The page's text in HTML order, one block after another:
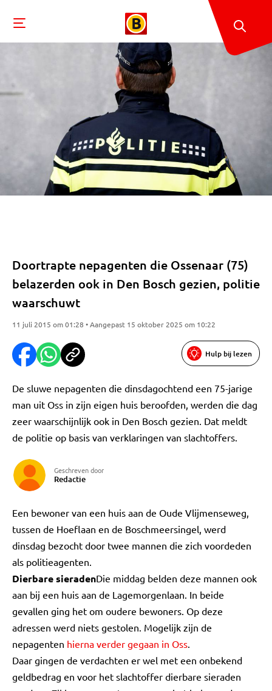
Doortrapte nepagenten die Ossenaar (75)
belazerden ook in Den Bosch gezien, politie
waarschuwt
11 juli 2015 om 01:28 • Aangepast 15 oktober 2025 om 10:22
Hulp bij lezen
De sluwe nepagenten die dinsdagochtend een 75-jarige
man uit Oss in zijn eigen huis beroofden, werden die dag
zeer waarschijnlijk ook in Den Bosch gezien. Dat meldt
de politie op basis van verklaringen van slachtoffers.
Geschreven door
Redactie
Een bewoner van een huis aan de Oude Vlijmenseweg,
tussen de Hoeflaan en de Boschmeersingel, werd
dinsdag bezocht door twee mannen die zich voordeden
als politieagenten.
Dierbare sieradenDie middag belden deze mannen ook
aan bij een huis aan de Lagemorgenlaan. In beide
gevallen ging het om oudere bewoners. Op deze
adressen werd niets gestolen. Mogelijk zijn de
nepagenten hierna verder gegaan in Oss.
Daar gingen de verdachten er wel met een onbekend
geldbedrag en voor het slachtoffer dierbare sieraden